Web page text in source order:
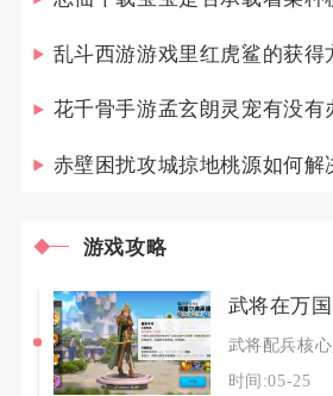
乱斗西游游戏里红虎鲨的获得
赤壁困扰攻城掠地桃源如何解
游戏攻略
时间:05-25